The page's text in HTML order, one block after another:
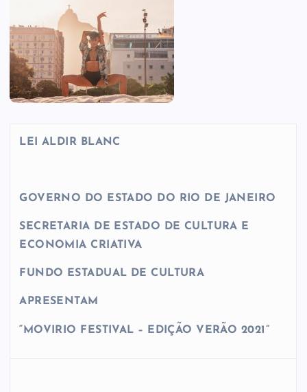
LEI ALDIR BLANC
GOVERNO DO ESTADO DO RIO DE JANEIRO
SECRETARIA DE ESTADO DE CULTURA E
ECONOMIA CRIATIVA
FUNDO ESTADUAL DE CULTURA
APRESENTAM
“MOVIRIO FESTIVAL – EDIÇÃO VERÃO 2021”